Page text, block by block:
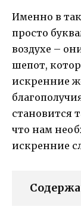
Именно в
просто
воздухе –
шепот,
искренние
становится
что нам
искренние